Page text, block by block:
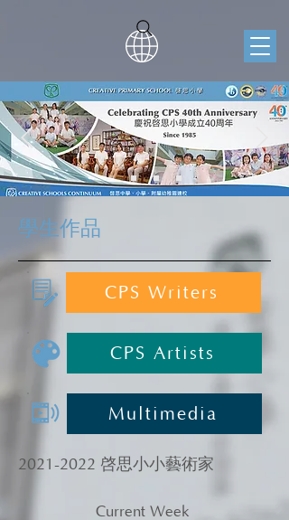
學生作品
CPS Writers
CPS Artists
Multimedia
2021-2022 啓思小小藝術家
Current Week